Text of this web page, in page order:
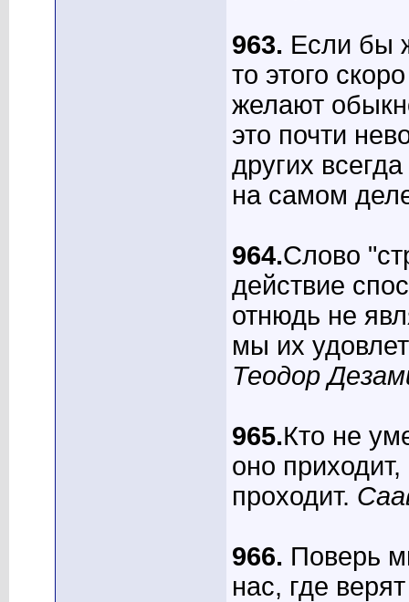
963. Если бы
то этого
желают
это почти
других
на самом
964.Слово
действие
отнюдь не
мы их
Теодор
965.Кто не
оно
проходит.
966. Поверь
нас, где